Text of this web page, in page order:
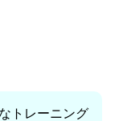
トレーニング